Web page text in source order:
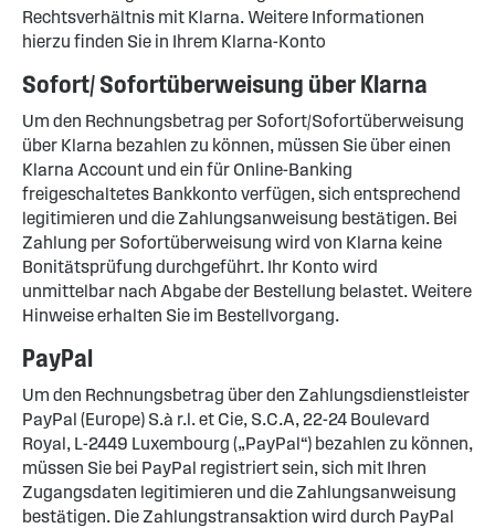
Rechtsverhältnis mit Klarna. Weitere Informationen
hierzu finden Sie in Ihrem Klarna-Konto
Sofort/ Sofortüberweisung über Klarna
Um den Rechnungsbetrag per Sofort/Sofortüberweisung
über Klarna bezahlen zu können, müssen Sie über einen
Klarna Account und ein für Online-Banking
freigeschaltetes Bankkonto verfügen, sich entsprechend
legitimieren und die Zahlungsanweisung bestätigen. Bei
Zahlung per Sofortüberweisung wird von Klarna keine
Bonitätsprüfung durchgeführt. Ihr Konto wird
unmittelbar nach Abgabe der Bestellung belastet. Weitere
Hinweise erhalten Sie im Bestellvorgang.
PayPal
Um den Rechnungsbetrag über den Zahlungsdienstleister
PayPal (Europe) S.à r.l. et Cie, S.C.A, 22-24 Boulevard
Royal, L-2449 Luxembourg („PayPal“) bezahlen zu können,
müssen Sie bei PayPal registriert sein, sich mit Ihren
Zugangsdaten legitimieren und die Zahlungsanweisung
bestätigen. Die Zahlungstransaktion wird durch PayPal